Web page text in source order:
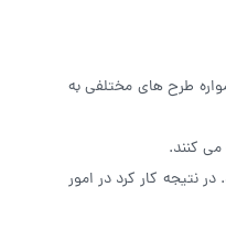
طرح های مختلفی به
کنند.
نتیجه کار کرد در امور